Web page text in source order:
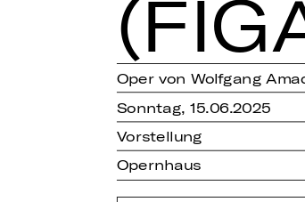
Oper von Wolfgang
Sonntag, 15.06.2025
Vorstellung
Opernhaus